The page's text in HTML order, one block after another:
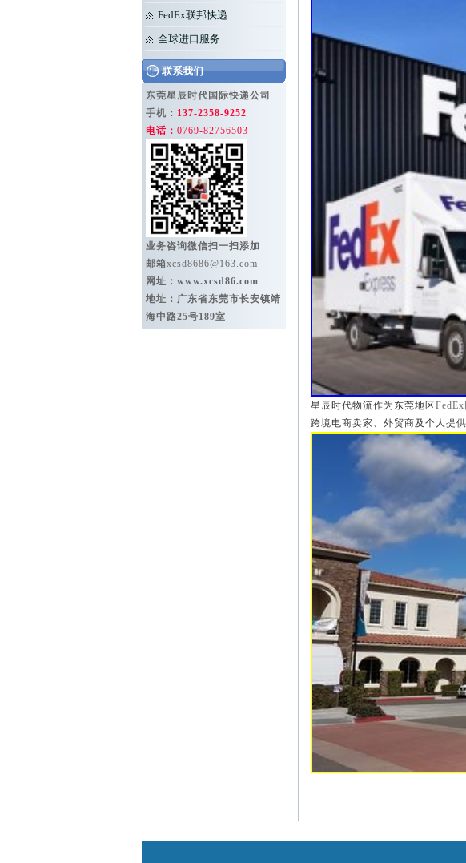
FedEx联邦快递
全球进口服务
联系我们
东莞星辰时代国际快递公司
手机： 137-2358-9252
电话： 0769-82756503
业务咨询微信扫一扫添加
邮箱xcsd8686@163.com
网址： www.xcsd86.com
地址：广东省东莞市长安镇靖
海中路25号189室
星辰时代物流作为东莞地区
跨境电商卖家、外贸商及个人提